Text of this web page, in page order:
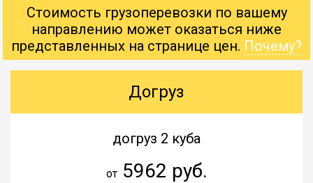
Стоимость грузоперевозки по вашему
направлению может оказаться ниже
представленных на странице цен. Почему?
Догруз
догруз 2 куба
от5962 руб.